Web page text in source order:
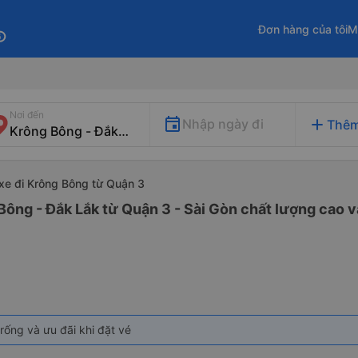
Đơn hàng của tôi
Nơi đến
Nhập ngày đi add
xe đi Krông Bông từ Quận 3
- Đắk Lắk từ Quận 3 - Sài Gòn chất lượng cao
và ưu đãi khi đặt vé